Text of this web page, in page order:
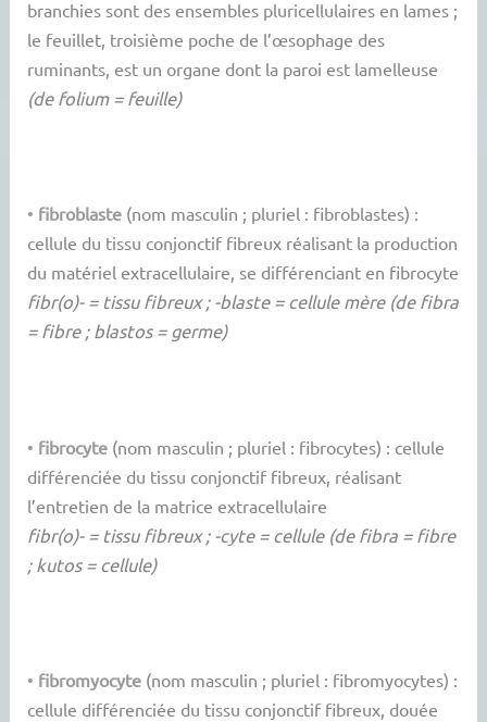
branchies sont des ensembles pluricellulaires en lames ;
le feuillet, troisième poche de l’œsophage des
ruminants, est un organe dont la paroi est lamelleuse
(de folium = feuille)
• fibroblaste (nom masculin ; pluriel : fibroblastes) :
cellule du tissu conjonctif fibreux réalisant la production
du matériel extracellulaire, se différenciant en fibrocyte
fibr(o)- = tissu fibreux ; -blaste = cellule mère (de fibra
= fibre ; blastos = germe)
• fibrocyte (nom masculin ; pluriel : fibrocytes) : cellule
différenciée du tissu conjonctif fibreux, réalisant
l’entretien de la matrice extracellulaire
fibr(o)- = tissu fibreux ; -cyte = cellule (de fibra = fibre
; kutos = cellule)
• fibromyocyte (nom masculin ; pluriel : fibromyocytes) :
cellule différenciée du tissu conjonctif fibreux, douée